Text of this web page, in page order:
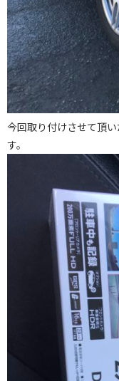
今回取り付けさせて頂
す。